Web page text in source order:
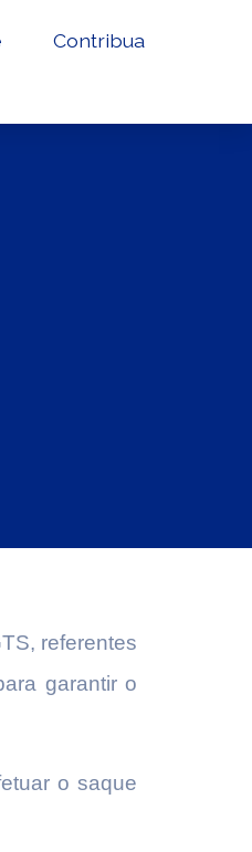
Contribua
referentes
garantir o
o saque